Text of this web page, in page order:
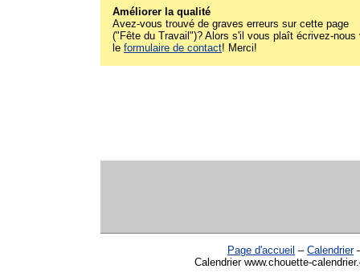
Améliorer la qualité
Avez-vous trouvé de graves erreurs sur cette page
("Fête du Travail")? Alors s'il vous plaît écrivez-nous
le formulaire de contact! Merci!
Page d'accueil – Calendrier
Calendrier www.chouette-